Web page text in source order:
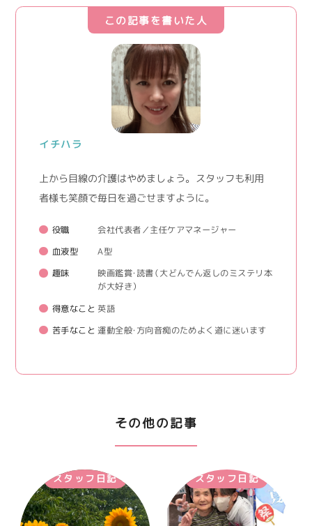
この記事を書いた人
イチハラ
上から目線の介護はやめましょう。 スタッフも利用
者様も笑顔で毎日を過ごせますように。
役職 会社代表者／主任ケアマネージャー
血液型 A型
趣味
映画鑑賞・読書（大どんでん返しのミステリ本
が大好き）
得意なこと 英語
苦手なこと 運動全般・方向音痴のためよく道に迷います
その他の記事
スタッフ日記 スタッフ日記